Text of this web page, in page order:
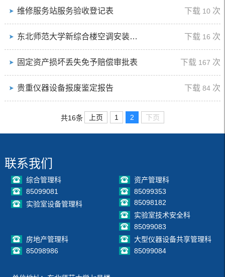
维修服务站服务验收登记表 下载 10 次
东北师范大学新综合楼空调安装申请表 下载 16 次
固定资产损坏丢失免予赔偿审批表 下载 167 次
贵重仪器设备报废鉴定报告 下载84 次
共16条 上页 1 2 下页
联系我们
综合管理科
85099081
资产管理科
85099353
实验室设备管理科
85098182
实验室技术安全科
85099083
房地产管理科
85098986
大型仪器设备共享管理科
85099084